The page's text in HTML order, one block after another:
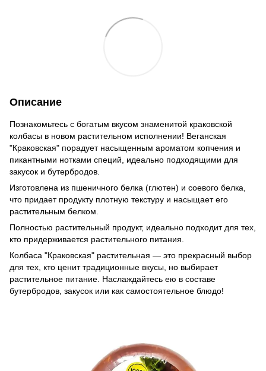
Описание
Познакомьтесь с богатым вкусом знаменитой краковской
колбасы в новом растительном исполнении! Веганская
"Краковская" порадует насыщенным ароматом копчения и
пикантными нотками специй, идеально подходящими для
закусок и бутербродов.
Изготовлена из пшеничного белка (глютен) и соевого белка,
что придает продукту плотную текстуру и насыщает его
растительным белком.
Полностью растительный продукт, идеально подходит для тех,
кто придерживается растительного питания.
Колбаса "Краковская" растительная — это прекрасный выбор
для тех, кто ценит традиционные вкусы, но выбирает
растительное питание. Наслаждайтесь ею в составе
бутербродов, закусок или как самостоятельное блюдо!